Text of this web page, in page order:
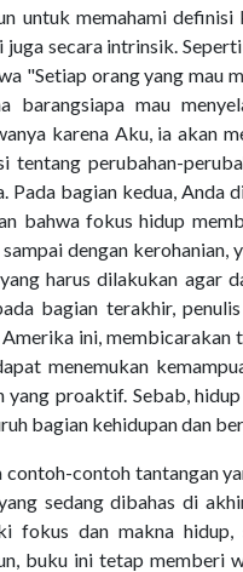
untuk memahami definisi
secara intrinsik.
"Setiap orang yang mau
mau
karena Aku, ia akan
tentang perubahan-
bagian kedua, Anda
bahwa fokus hidup
dengan
harus dilakukan agar
bagian terakhir,
ini,
menemukan
proaktif. Sebab,
bagian kehidupan dan
contoh-contoh tantangan
sedang dibahas di
dan makna hidup,
buku ini tetap memberi